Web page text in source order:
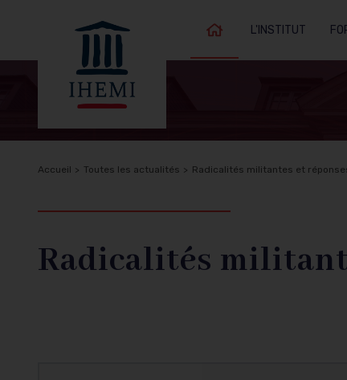
Retour à
l'accueil
Accueil
L'INSTITUT
Accueil Toutes les actualités Radicalités militantes et
Radicalités